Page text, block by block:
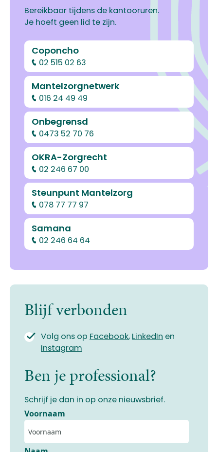
Bereikbaar tijdens de kantooruren.
Je hoeft geen lid te zijn.
Coponcho
02 515 02 63
Mantelzorgnetwerk
016 24 49 49
Onbegrensd
0473 52 70 76
OKRA-Zorgrecht
02 246 67 00
Steunpunt Mantelzorg
078 77 77 97
Samana
02 246 64 64
Blijf verbonden
Volg ons op Facebook, LinkedIn en
Instagram
Ben je professional?
Schrijf je dan in op onze nieuwsbrief.
Voornaam